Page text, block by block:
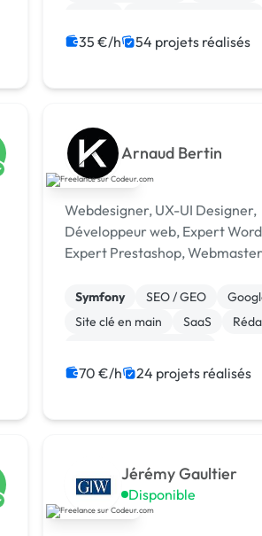
Joomla
35 €/h 54 projets réalisés
Arnaud Bertin
Webdesigner, UX-UI Designer,
Développeur web, Expert
Expert Prestashop,
Symfony SEO / GEO
Site clé en main
SaaS
Migration ou refonte de site
Développement spécifique
70 €/h 24 projets réalisés
Jérémy Gaultier
Disponible